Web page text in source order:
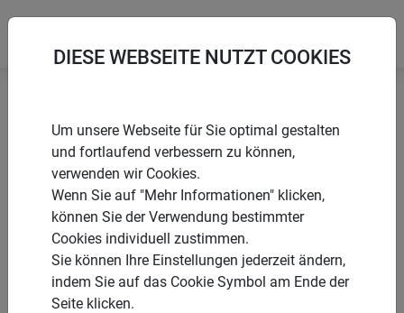
Startseite Netze Erntenetz
PRODUKTE
ERNTENETZ
DIESE WEBSEITE NUTZT COOKIES
Um unsere Webseite für Sie optimal gestalten
und fortlaufend verbessern zu können,
verwenden wir Cookies.
Wenn Sie auf "Mehr Informationen" klicken,
können Sie der Verwendung bestimmter
Cookies individuell zustimmen.
Sie können Ihre Einstellungen jederzeit ändern,
indem Sie auf das Cookie Symbol am Ende der
Seite klicken.